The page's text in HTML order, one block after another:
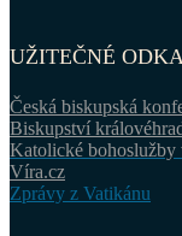
UŽITEČNÉ
Česká biskupská
Biskupství
Katolické bohoslužby
Víra.cz
Zprávy z Vatikánu